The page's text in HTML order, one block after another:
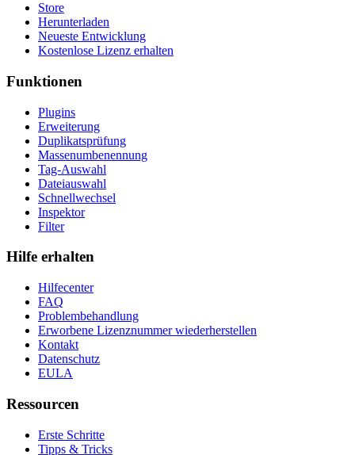
Store
Herunterladen
Neueste Entwicklung
Kostenlose Lizenz erhalten
Funktionen
Plugins
Erweiterung
Duplikatsprüfung
Massenumbenennung
Tag-Auswahl
Dateiauswahl
Schnellwechsel
Inspektor
Filter
Hilfe erhalten
Hilfecenter
FAQ
Problembehandlung
Erworbene Lizenznummer wiederherstellen
Kontakt
Datenschutz
EULA
Ressourcen
Erste Schritte
Tipps & Tricks